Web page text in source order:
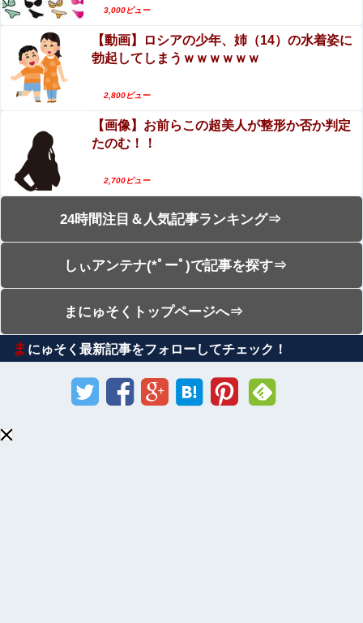
3,000ビュー
【動画】ロシアの少年、姉（14）の水着姿に
勃起してしまうｗｗｗｗｗｗ
2,800ビュー
【画像】お前らこの超美人が整形か否か判定
たのむ！！
2,700ビュー
24時間注目＆人気記事ランキング⇒
しぃアンテナ(*ﾟーﾟ)で記事を探す⇒
まにゅそくトップページへ⇒
ま にゅそく最新記事をフォローしてチェック！